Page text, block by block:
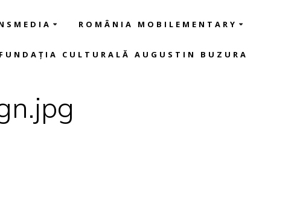
ROMÂNIA MOBILEMENTARY
FUNDAȚIA CULTURALĂ AUGUSTIN BUZURA